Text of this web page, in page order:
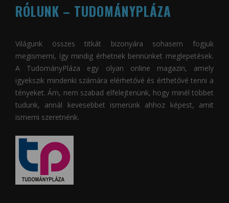
RÓLUNK – TUDOMÁNYPLÁZA
Világunk összes titkát bizonyára sohasem fogjuk
megismerni, így mindig érhetnek bennünket meglepetések.
A TudományPláza egy olyan online magazin, amely
igyekszik mindenki számára elérhetővé és érthetővé tenni a
tényeket. Ám, nem szabad elfelejtenünk, hogy minél többet
tudunk, annál kevesebbet ismerünk ahhoz képest, amit
ismerni szeretnénk.